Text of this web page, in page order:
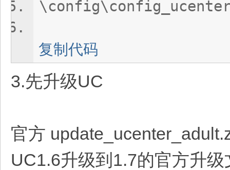
复制代码
3.先升级UC
官方
UC1.6升级到1.7的官方升